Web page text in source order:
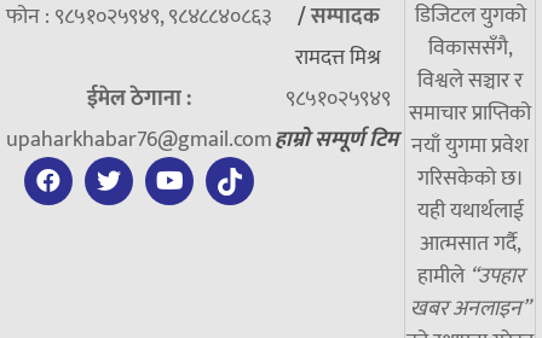
फोन : ९८५१०२५९४९, ९८४८८४०८६३
ईमेल ठेगाना :
upaharkhabar76@gmail.com
/सम्पादक
रामदत्त मिश्र
९८५१०२५९४९
हाम्रो सम्पूर्ण टिम
डिजिटल युगको
विकाससँगै,
विश्वले सञ्चार र
समाचार प्राप्तिको
नयाँ युगमा प्रवेश
गरिसकेको छ।
यही यथार्थलाई
आत्मसात गर्दै,
हामीले “उपहार
खबर अनलाइन”